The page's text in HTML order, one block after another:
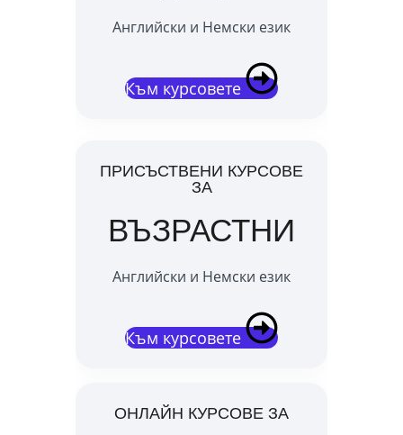
Английски и Немски език
Към курсовете
ПРИСЪСТВЕНИ КУРСОВЕ
ЗА
ВЪЗРАСТНИ
Английски и Немски език
Към курсовете
ОНЛАЙН КУРСОВЕ ЗА